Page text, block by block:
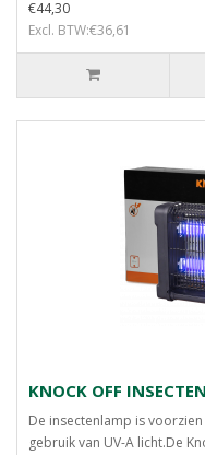
€44,30
Excl. BTW:€36,61
KNOCK OFF
De insectenlamp is
gebruik van UV-A licht.De